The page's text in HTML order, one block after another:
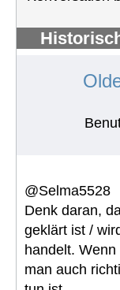
@Selma5528
Denk daran,
geklärt ist /
handelt.
man auch